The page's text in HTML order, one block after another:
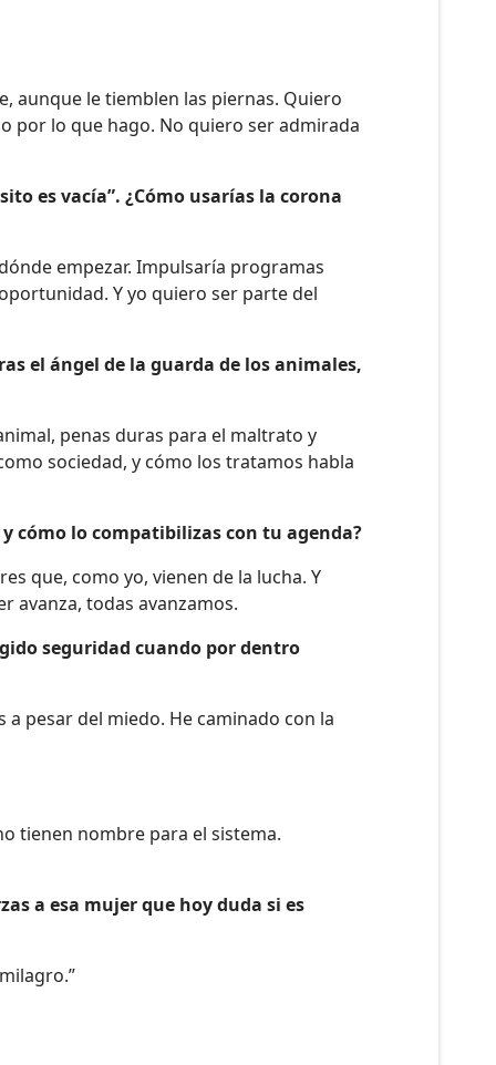
aunque le tiemblen las piernas. Quiero
por lo que hago. No quiero ser admirada
es vacía”. ¿Cómo usarías la corona
empezar. Impulsaría programas
Y yo quiero ser parte del
el ángel de la guarda de los animales,
penas duras para el maltrato y
sociedad, y cómo los tratamos habla
cómo lo compatibilizas con tu agenda?
que, como yo, vienen de la lucha. Y
avanza, todas avanzamos.
seguridad cuando por dentro
a pesar del miedo. He caminado con la
tienen nombre para el sistema.
a esa mujer que hoy duda si es